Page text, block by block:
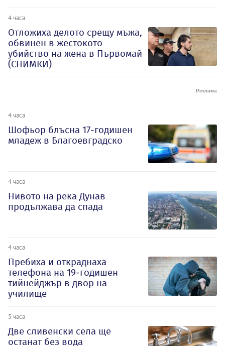
4 часа
Отложиха делото срещу мъжа,
обвинен в жестокото
убийство на жена в Първомай
(СНИМКИ)
4 часа
Шофьор блъсна 17-годишен
младеж в Благоевградско
4 часа
Нивото на река Дунав
продължава да спада
4 часа
Пребиха и откраднаха
телефона на 19-годишен
тийнейджър в двор на
училище
5 часа
Две сливенски села ще
останат без вода